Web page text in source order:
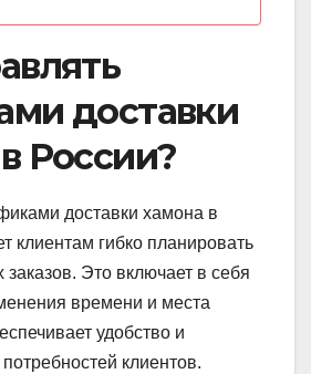
доставки
России?
доставки хамона в
клиентам гибко планировать
заказов. Это включает в себя
времени и места
удобство и
клиентов.